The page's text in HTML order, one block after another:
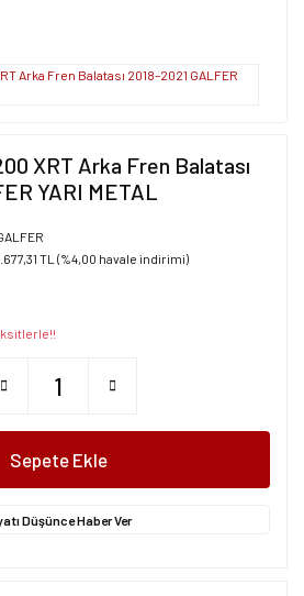
XRT Arka Fren Balatası
YARI METAL
TL (%4,00 havale indirimi)
Sepete Ekle
Düşünce Haber Ver